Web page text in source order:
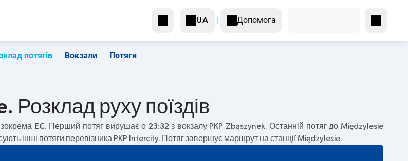
UA Допомога
потягів Вокзали Потяги
Розклад руху поїздів
EC. Перший потяг вирушає о 23:32з вокзалу PKP Zbąszynek. Останній потяг до Międzylesie
інші потяги перевізника PKP Intercity. Потяг завершує маршрут на станції Międzylesie.